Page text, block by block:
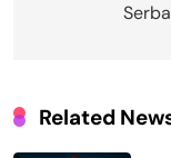
Related